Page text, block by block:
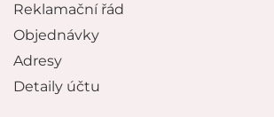
Reklamační řád
Objednávky
Adresy
Detaily účtu